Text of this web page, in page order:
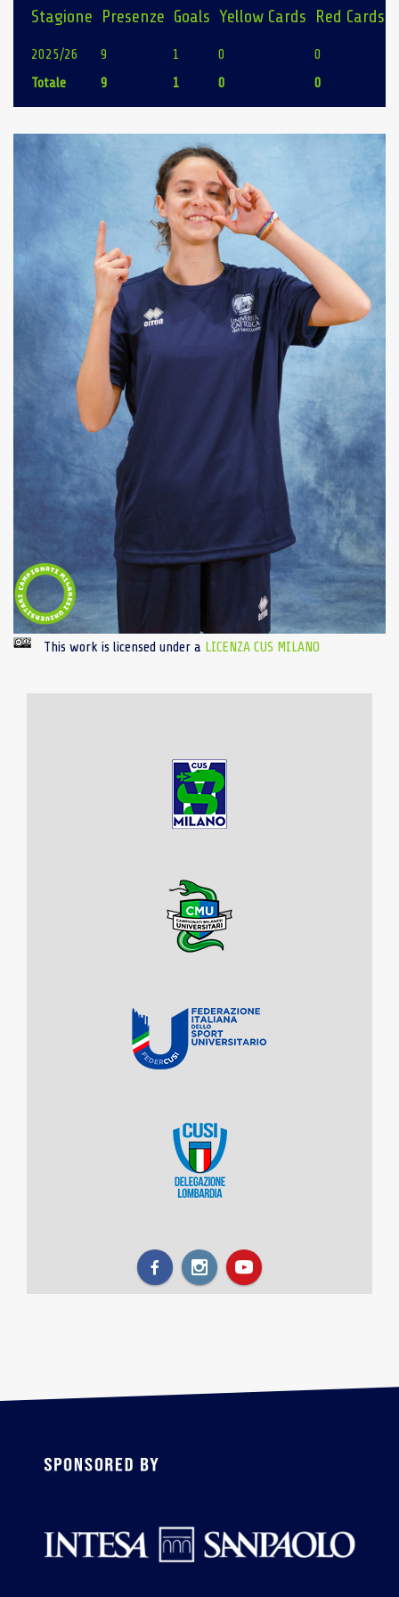
Stagione Presenze Goals Yellow Cards Red Cards
2025/26 9 1 0 0
Totale
9 1 0 0
This work is licensed under a LICENZA CUS MILANO